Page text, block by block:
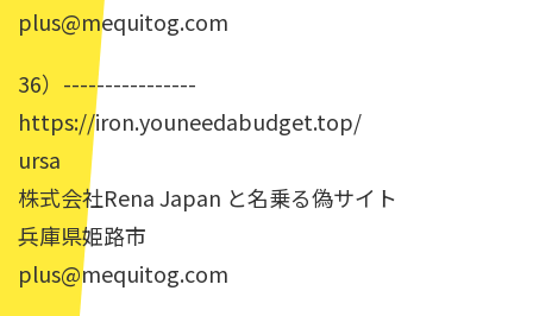
plus@mequitog.com
36）----------------
https://iron.youneedabudget.top/
ursa
株式会社Rena Japan と名乗る偽サイト
兵庫県姫路市
plus@mequitog.com